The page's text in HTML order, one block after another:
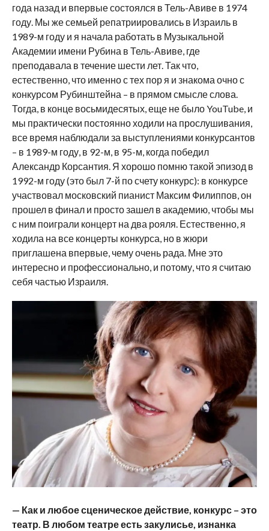
года назад и впервые состоялся в Тель-Авиве в 1974
году. Мы же семьей репатриировались в Израиль в
1989-м году и я начала работать в Музыкальной
Академии имени Рубина в Тель-Авиве, где
преподавала в течение шести лет. Так что,
естественно, что именно с тех пор я и знакома очно с
конкурсом Рубинштейна – в прямом смысле слова.
Тогда, в конце восьмидесятых, еще не было YouTube, и
мы практически постоянно ходили на прослушивания,
все время наблюдали за выступлениями конкурсантов
– в 1989-м году, в 92-м, в 95-м, когда победил
Александр Корсантия. Я хорошо помню такой эпизод в
1992-м году (это был 7-й по счету конкурс): в конкурсе
участвовал московский пианист Максим Филиппов, он
прошел в финал и просто зашел в академию, чтобы мы
с ним поиграли концерт на два рояля. Естественно, я
ходила на все концерты конкурса, но в жюри
приглашена впервые, чему очень рада. Мне это
интересно и профессионально, и потому, что я считаю
себя частью Израиля.
— Как и любое сценическое действие, конкурс – это
театр. В любом театре есть закулисье, изнанка